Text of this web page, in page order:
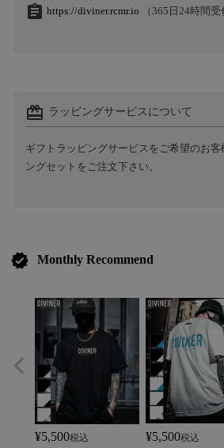
assignment https://diviner.rcmr.io （365日24時間受
card_giftcard ラッピングサービスについて
ギフトラッピングサービスをご希望のお
ングセットをご注文下さい。
verified Monthly Recommend
¥5,500税込 ¥5,500税込